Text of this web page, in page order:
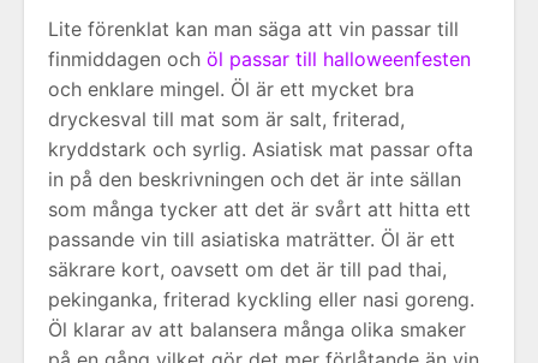
Lite förenklat kan man säga att vin passar till
finmiddagen och öl passar till halloweenfesten
och enklare mingel. Öl är ett mycket bra
dryckesval till mat som är salt, friterad,
kryddstark och syrlig. Asiatisk mat passar ofta
in på den beskrivningen och det är inte sällan
som många tycker att det är svårt att hitta ett
passande vin till asiatiska maträtter. Öl är ett
säkrare kort, oavsett om det är till pad thai,
pekinganka, friterad kyckling eller nasi goreng.
Öl klarar av att balansera många olika smaker